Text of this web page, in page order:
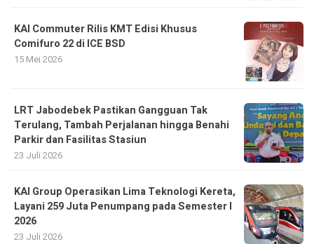
KAI Commuter Rilis KMT Edisi Khusus
Comifuro 22 di ICE BSD
15 Mei 2026
LRT Jabodebek Pastikan Gangguan Tak
Terulang, Tambah Perjalanan hingga Benahi
Parkir dan Fasilitas Stasiun
23 Juli 2026
KAI Group Operasikan Lima Teknologi Kereta,
Layani 259 Juta Penumpang pada Semester I
2026
23 Juli 2026